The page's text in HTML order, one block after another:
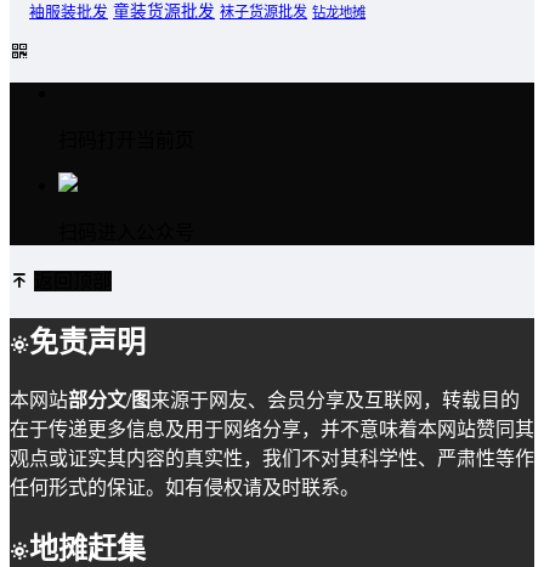
袖服装批发 童装货源批发 袜子货源批发 钻龙地摊
免责声明
本网站部分文/图来源于网友、会员分享及互联网，转载目的
在于传递更多信息及用于网络分享，并不意味着本网站赞同其
观点或证实其内容的真实性，我们不对其科学性、严肃性等作
任何形式的保证。如有侵权请及时联系。
地摊赶集